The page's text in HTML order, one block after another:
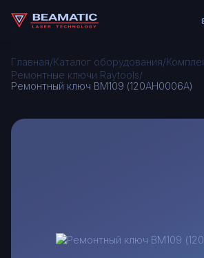
Главная/Каталог оборудования/
Ремонтные ключи Raytools/
Ремонтный ключ BM109 (120AH0006A)